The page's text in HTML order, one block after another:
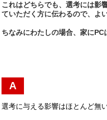
これはどちらでも、選考には影
ていただく方に伝わるので、よ
ちなみにわたしの場合、家に
A
選考に与える影響はほとんど無